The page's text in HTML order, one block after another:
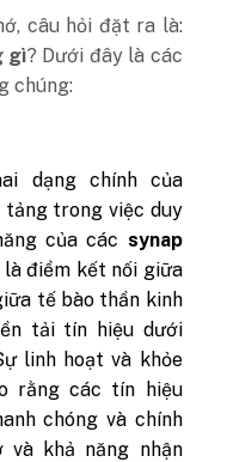
câu hỏi đặt ra là:
gì? Dưới đây là các
chúng:
dạng chính của
tảng trong việc duy
của các synap
là điểm kết nối giữa
tế bào thần kinh
tải tín hiệu dưới
linh hoạt và khỏe
rằng các tín hiệu
chóng và chính
khả năng nhận